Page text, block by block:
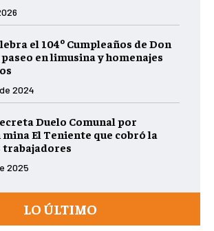
el 104º Cumpleaños de Don
en limusina y homenajes
2024
Duelo Comunal por
El Teniente que cobró la
trabajadores
2025
LO ÚLTIMO